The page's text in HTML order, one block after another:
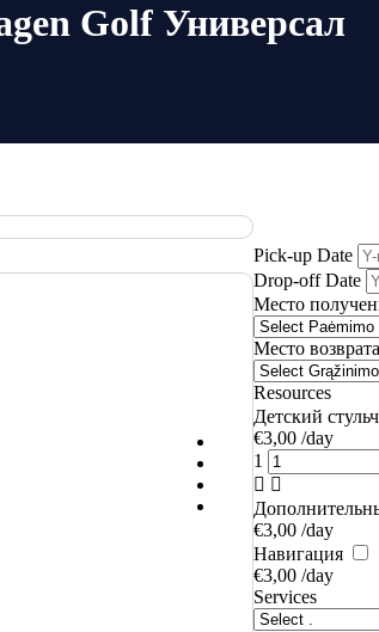
Golf Универсал
Pick-up Date
Drop-off Date
Место
Место возврата
Resources
Детский
€3,00 /day
1
€3,00 /day
Навигация
€3,00 /day
Services